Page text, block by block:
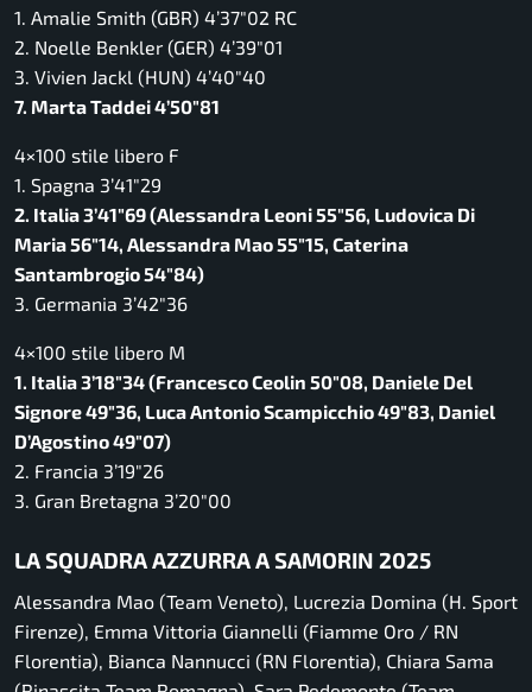
1. Amalie Smith (GBR) 4’37″02 RC
2. Noelle Benkler (GER) 4’39″01
3. Vivien Jackl (HUN) 4’40″40
7. Marta Taddei 4’50″81
4×100 stile libero F
1. Spagna 3’41″29
2. Italia 3’41″69 (Alessandra Leoni 55″56, Ludovica Di
Maria 56″14, Alessandra Mao 55″15, Caterina
Santambrogio 54″84)
3. Germania 3’42″36
4×100 stile libero M
1. Italia 3’18″34 (Francesco Ceolin 50″08, Daniele Del
Signore 49″36, Luca Antonio Scampicchio 49″83, Daniel
D’Agostino 49″07)
2. Francia 3’19″26
3. Gran Bretagna 3’20″00
LA SQUADRA AZZURRA A SAMORIN 2025
Alessandra Mao (Team Veneto), Lucrezia Domina (H. Sport
Firenze), Emma Vittoria Giannelli (Fiamme Oro / RN
Florentia), Bianca Nannucci (RN Florentia), Chiara Sama